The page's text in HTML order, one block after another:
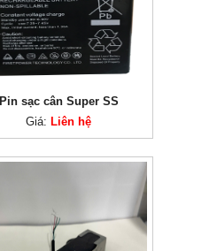
Pin sạc cân Super SS
Giá: Liên hệ